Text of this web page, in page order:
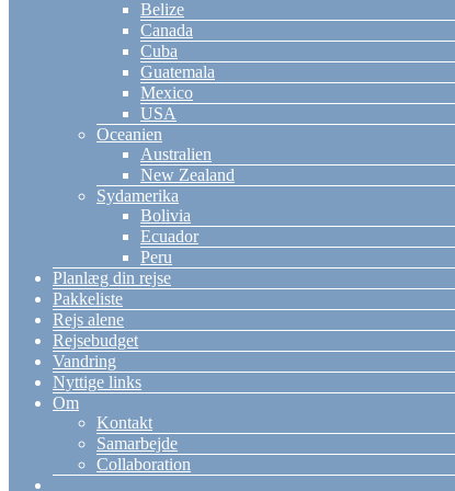
Belize
Canada
Cuba
Guatemala
Mexico
USA
Oceanien
Australien
New Zealand
Sydamerika
Bolivia
Ecuador
Peru
Planlæg din rejse
Pakkeliste
Rejs alene
Rejsebudget
Vandring
Nyttige links
Om
Kontakt
Samarbejde
Collaboration